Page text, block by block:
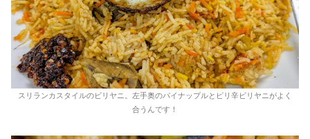
スリランカスタイルのビリヤニ。左手奥のパイナップルとピリ辛ビリヤニがよく
合うんです！